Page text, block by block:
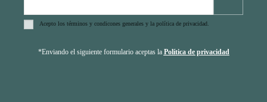
Acepto los términos y condicones generales y la política de privacidad
*Enviando el siguiente formulario aceptas la Política de privacidad